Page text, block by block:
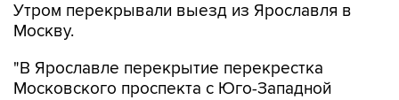
Утром перекрывали выезд из Ярославля в
Москву.
"В Ярославле перекрытие перекрестка
Московского проспекта с Юго-Западной